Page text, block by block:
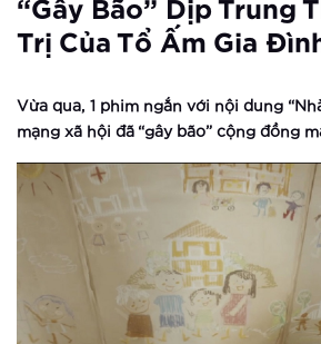
“gây Bão” Dịp Trung
Trị Của Tổ Ấm Gia
Vừa qua, 1 phim ngắn với nội dung
mạng xã hội đã “gây bão” cộng đồng
Hà Nội khai trương
thao “khủng” nhất
Xem thêm
Vinhomes Smart
căn hộ cao cấp
sống đẳng cấp
Xem thêm
Ra mắt The
sáng của Vinhomes